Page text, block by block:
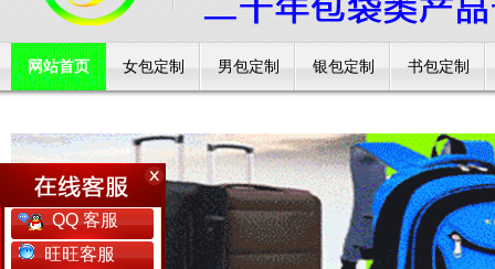
网站首页 女包定制 男包定制 银包定制 书包定制
QQ 客服
旺旺客服